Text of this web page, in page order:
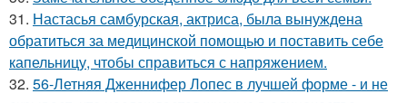
31. Настасья самбурская, актриса, была вынуждена
обратиться за медицинской помощью и поставить себе
капельницу, чтобы справиться с напряжением.
32. 56-Летняя Дженнифер Лопес в лучшей форме - и не